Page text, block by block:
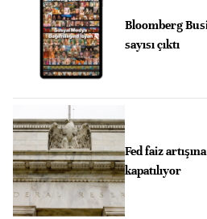
Bloomberg
sayısı çıktı
Fed faiz
kapatılıyor